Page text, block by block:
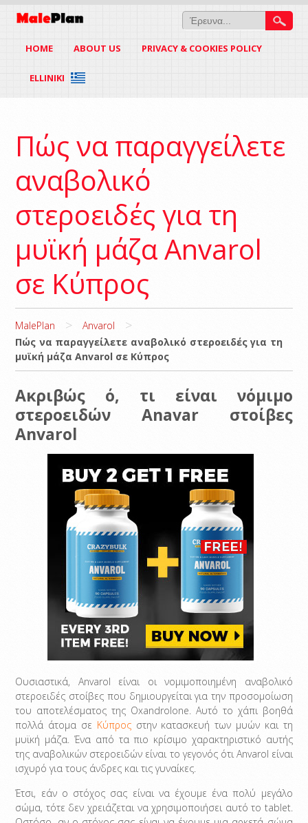
HOME ABOUT US PRIVACY & COOKIES POLICY
ELLINIKI
Πώς να παραγγείλετε
αναβολικό
στεροειδές για τη
μυϊκή μάζα Anvarol
σε Κύπρος
MalePlan > Anvarol >
Πώς να παραγγείλετε αναβολικό στεροειδές για τη
μυϊκή μάζα Anvarol σε Κύπρος
Ακριβώς ό, τι είναι νόμιμο
στεροειδών Anavar στοίβες
Anvarol
Ουσιαστικά, Anvarol είναι οι νομιμοποιημένη αναβολικό
στεροειδές στοίβες που δημιουργείται για την προσομοίωση
του αποτελέσματος της Oxandrolone. Αυτό το χάπι βοηθά
πολλά άτομα σε Κύπροςστην κατασκευή των μυών και τη
μυϊκή μάζα. Ένα από τα πιο κρίσιμο χαρακτηριστικό αυτής
της αναβολικών στεροειδών είναι το γεγονός ότι Anvarol είναι
ισχυρό για τους άνδρες και τις γυναίκες.
Έτσι, εάν ο στόχος σας είναι να έχουμε ένα πολύ μεγάλο
σώμα, τότε δεν χρειάζεται να χρησιμοποιήσει αυτό το tablet.